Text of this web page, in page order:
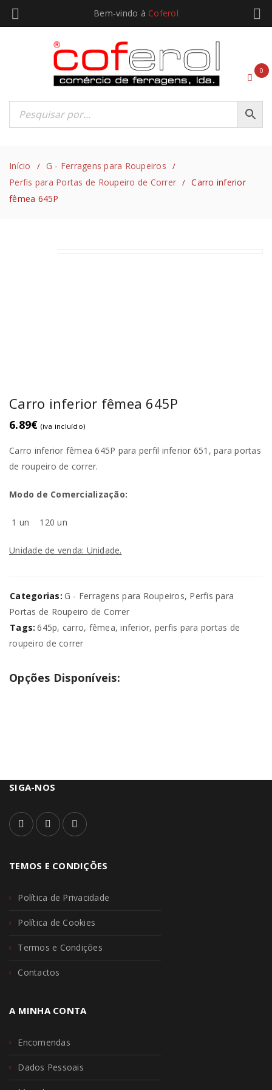
Bem-vindo à Coferol
0
Início / G - Ferragens para Roupeiros /
Perfis para Portas de Roupeiro de Correr /
Carro inferior
fêmea 645P
Carro inferior fêmea 645P
6.89€ (iva incluído)
Carro inferior fêmea 645P para perfil inferior 651, para portas
de roupeiro de correr.
Modo de Comercialização:
1 un 120 un
Unidade de venda: Unidade.
Categorias: G - Ferragens para Roupeiros, Perfis para
Portas de Roupeiro de Correr
Tags: 645p, carro, fêmea,inferior, perfis para portas de
roupeiro de correr
Opções Disponíveis:
SIGA-NOS
TEMOS E CONDIÇÕES
Política de Privacidade
Política de Cookies
Termos e Condições
Contactos
A MINHA CONTA
Encomendas
Dados Pessoais